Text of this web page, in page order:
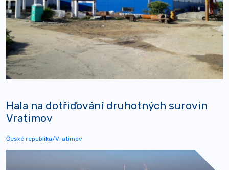
Hala na dotřiďování druhotných surovin
Vratimov
České republika/Vratimov